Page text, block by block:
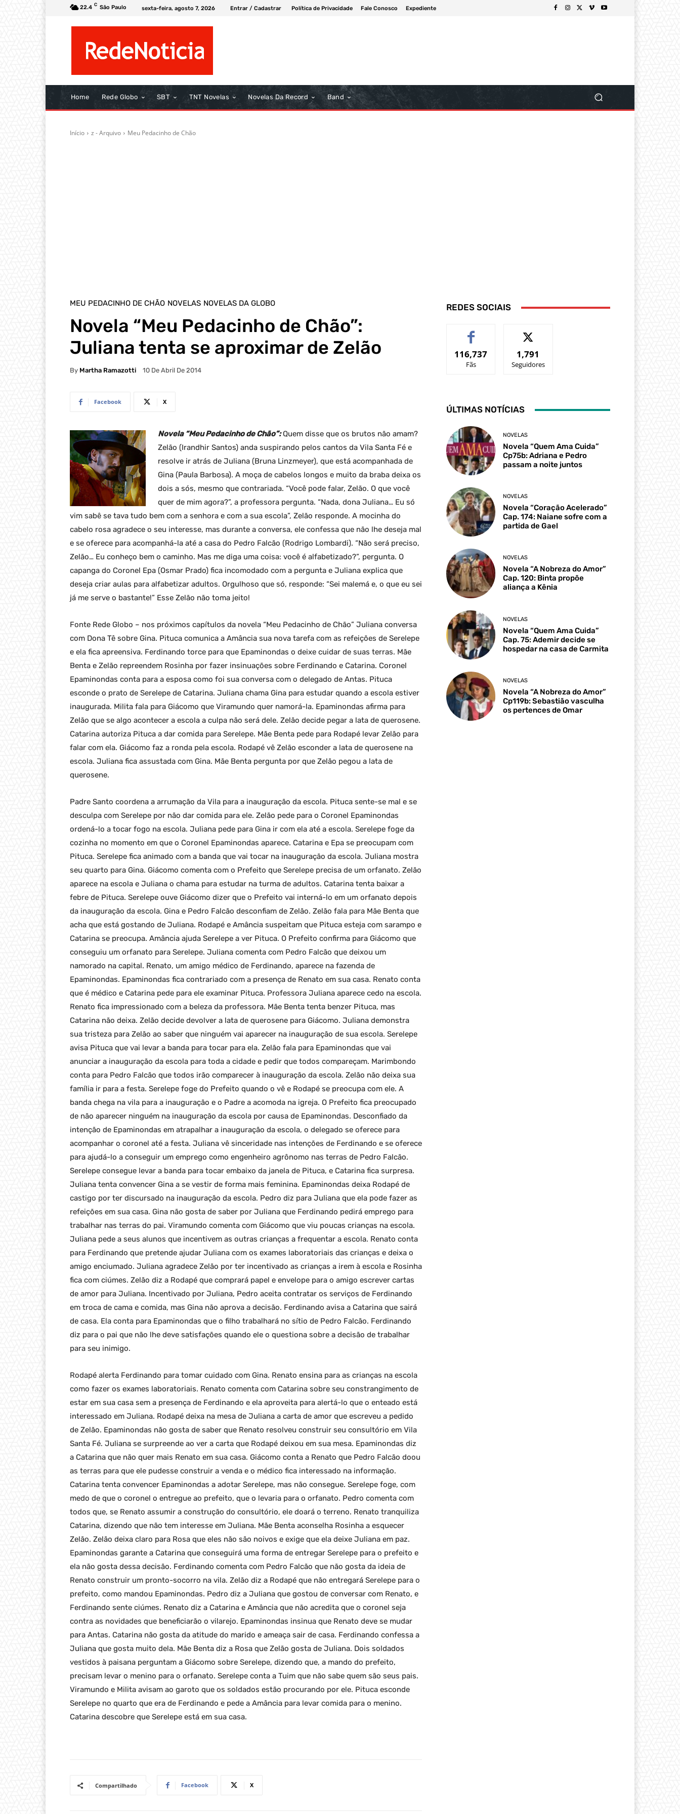
22.4 C São Paulo sexta-feira, agosto 7, 2026 Entrar / Cadastrar Política de Privacidade Fale Conosco Expediente
Home Rede Globo SBT TNT Novelas Novelas Da Record Band
Início z - Arquivo Meu Pedacinho de Chão
MEU PEDACINHO DE CHÃO NOVELAS NOVELAS DA GLOBO
Novela “Meu Pedacinho de Chão”:
Juliana tenta se aproximar de Zelão
By Martha Ramazotti 10 De Abril De 2014
Facebook X
Novela “Meu Pedacinho de Chão”:Quem disse que os brutos não amam?
Zelão (Irandhir Santos) anda suspirando pelos cantos da Vila Santa Fé e
resolve ir atrás de Juliana (Bruna Linzmeyer), que está acompanhada de
Gina (Paula Barbosa). A moça de cabelos longos e muito da braba deixa os
dois a sós, mesmo que contrariada. “Você pode falar, Zelão. O que você
quer de mim agora?”, a professora pergunta. “Nada, dona Juliana… Eu só
vim sabê se tava tudo bem com a senhora e com a sua escola”, Zelão responde. A mocinha do
cabelo rosa agradece o seu interesse, mas durante a conversa, ele confessa que não lhe deseja mal
e se oferece para acompanhá-la até a casa do Pedro Falcão (Rodrigo Lombardi). “Não será preciso,
Zelão… Eu conheço bem o caminho. Mas me diga uma coisa: você é alfabetizado?”, pergunta. O
capanga do Coronel Epa (Osmar Prado) fica incomodado com a pergunta e Juliana explica que
deseja criar aulas para alfabetizar adultos. Orgulhoso que só, responde: “Sei malemá e, o que eu sei
já me serve o bastante!” Esse Zelão não toma jeito!
Fonte Rede Globo – nos próximos capítulos da novela “Meu Pedacinho de Chão” Juliana conversa
com Dona Tê sobre Gina. Pituca comunica a Amância sua nova tarefa com as refeições de Serelepe
e ela fica apreensiva. Ferdinando torce para que Epaminondas o deixe cuidar de suas terras. Mãe
Benta e Zelão repreendem Rosinha por fazer insinuações sobre Ferdinando e Catarina. Coronel
Epaminondas conta para a esposa como foi sua conversa com o delegado de Antas. Pituca
esconde o prato de Serelepe de Catarina. Juliana chama Gina para estudar quando a escola estiver
inaugurada. Milita fala para Giácomo que Viramundo quer namorá-la. Epaminondas afirma para
Zelão que se algo acontecer a escola a culpa não será dele. Zelão decide pegar a lata de querosene.
Catarina autoriza Pituca a dar comida para Serelepe. Mãe Benta pede para Rodapé levar Zelão para
falar com ela. Giácomo faz a ronda pela escola. Rodapé vê Zelão esconder a lata de querosene na
escola. Juliana fica assustada com Gina. Mãe Benta pergunta por que Zelão pegou a lata de
querosene.
Padre Santo coordena a arrumação da Vila para a inauguração da escola. Pituca sente-se mal e se
desculpa com Serelepe por não dar comida para ele. Zelão pede para o Coronel Epaminondas
ordená-lo a tocar fogo na escola. Juliana pede para Gina ir com ela até a escola. Serelepe foge da
cozinha no momento em que o Coronel Epaminondas aparece. Catarina e Epa se preocupam com
Pituca. Serelepe fica animado com a banda que vai tocar na inauguração da escola. Juliana mostra
seu quarto para Gina. Giácomo comenta com o Prefeito que Serelepe precisa de um orfanato. Zelão
aparece na escola e Juliana o chama para estudar na turma de adultos. Catarina tenta baixar a
febre de Pituca. Serelepe ouve Giácomo dizer que o Prefeito vai interná-lo em um orfanato depois
da inauguração da escola. Gina e Pedro Falcão desconfiam de Zelão. Zelão fala para Mãe Benta que
acha que está gostando de Juliana. Rodapé e Amância suspeitam que Pituca esteja com sarampo e
Catarina se preocupa. Amância ajuda Serelepe a ver Pituca. O Prefeito confirma para Giácomo que
conseguiu um orfanato para Serelepe. Juliana comenta com Pedro Falcão que deixou um
namorado na capital. Renato, um amigo médico de Ferdinando, aparece na fazenda de
Epaminondas. Epaminondas fica contrariado com a presença de Renato em sua casa. Renato conta
que é médico e Catarina pede para ele examinar Pituca. Professora Juliana aparece cedo na escola.
Renato fica impressionado com a beleza da professora. Mãe Benta tenta benzer Pituca, mas
Catarina não deixa. Zelão decide devolver a lata de querosene para Giácomo. Juliana demonstra
sua tristeza para Zelão ao saber que ninguém vai aparecer na inauguração de sua escola. Serelepe
avisa Pituca que vai levar a banda para tocar para ela. Zelão fala para Epaminondas que vai
anunciar a inauguração da escola para toda a cidade e pedir que todos compareçam. Marimbondo
conta para Pedro Falcão que todos irão comparecer à inauguração da escola. Zelão não deixa sua
família ir para a festa. Serelepe foge do Prefeito quando o vê e Rodapé se preocupa com ele. A
banda chega na vila para a inauguração e o Padre a acomoda na igreja. O Prefeito fica preocupado
de não aparecer ninguém na inauguração da escola por causa de Epaminondas. Desconfiado da
intenção de Epaminondas em atrapalhar a inauguração da escola, o delegado se oferece para
acompanhar o coronel até a festa. Juliana vê sinceridade nas intenções de Ferdinando e se oferece
para ajudá-lo a conseguir um emprego como engenheiro agrônomo nas terras de Pedro Falcão.
Serelepe consegue levar a banda para tocar embaixo da janela de Pituca, e Catarina fica surpresa.
Juliana tenta convencer Gina a se vestir de forma mais feminina. Epaminondas deixa Rodapé de
castigo por ter discursado na inauguração da escola. Pedro diz para Juliana que ela pode fazer as
refeições em sua casa. Gina não gosta de saber por Juliana que Ferdinando pedirá emprego para
trabalhar nas terras do pai. Viramundo comenta com Giácomo que viu poucas crianças na escola.
Juliana pede a seus alunos que incentivem as outras crianças a frequentar a escola. Renato conta
para Ferdinando que pretende ajudar Juliana com os exames laboratoriais das crianças e deixa o
amigo enciumado. Juliana agradece Zelão por ter incentivado as crianças a irem à escola e Rosinha
fica com ciúmes. Zelão diz a Rodapé que comprará papel e envelope para o amigo escrever cartas
de amor para Juliana. Incentivado por Juliana, Pedro aceita contratar os serviços de Ferdinando
em troca de cama e comida, mas Gina não aprova a decisão. Ferdinando avisa a Catarina que sairá
de casa. Ela conta para Epaminondas que o filho trabalhará no sítio de Pedro Falcão. Ferdinando
diz para o pai que não lhe deve satisfações quando ele o questiona sobre a decisão de trabalhar
para seu inimigo.
Rodapé alerta Ferdinando para tomar cuidado com Gina. Renato ensina para as crianças na escola
como fazer os exames laboratoriais. Renato comenta com Catarina sobre seu constrangimento de
estar em sua casa sem a presença de Ferdinando e ela aproveita para alertá-lo que o enteado está
interessado em Juliana. Rodapé deixa na mesa de Juliana a carta de amor que escreveu a pedido
de Zelão. Epaminondas não gosta de saber que Renato resolveu construir seu consultório em Vila
Santa Fé. Juliana se surpreende ao ver a carta que Rodapé deixou em sua mesa. Epaminondas diz
a Catarina que não quer mais Renato em sua casa. Giácomo conta a Renato que Pedro Falcão doou
as terras para que ele pudesse construir a venda e o médico fica interessado na informação.
Catarina tenta convencer Epaminondas a adotar Serelepe, mas não consegue. Serelepe foge, com
medo de que o coronel o entregue ao prefeito, que o levaria para o orfanato. Pedro comenta com
todos que, se Renato assumir a construção do consultório, ele doará o terreno. Renato tranquiliza
Catarina, dizendo que não tem interesse em Juliana. Mãe Benta aconselha Rosinha a esquecer
Zelão. Zelão deixa claro para Rosa que eles não são noivos e exige que ela deixe Juliana em paz.
Epaminondas garante a Catarina que conseguirá uma forma de entregar Serelepe para o prefeito e
ela não gosta dessa decisão. Ferdinando comenta com Pedro Falcão que não gosta da ideia de
Renato construir um pronto-socorro na vila. Zelão diz a Rodapé que não entregará Serelepe para o
prefeito, como mandou Epaminondas. Pedro diz a Juliana que gostou de conversar com Renato, e
Ferdinando sente ciúmes. Renato diz a Catarina e Amância que não acredita que o coronel seja
contra as novidades que beneficiarão o vilarejo. Epaminondas insinua que Renato deve se mudar
para Antas. Catarina não gosta da atitude do marido e ameaça sair de casa. Ferdinando confessa a
Juliana que gosta muito dela. Mãe Benta diz a Rosa que Zelão gosta de Juliana. Dois soldados
vestidos à paisana perguntam a Giácomo sobre Serelepe, dizendo que, a mando do prefeito,
precisam levar o menino para o orfanato. Serelepe conta a Tuim que não sabe quem são seus pais.
Viramundo e Milita avisam ao garoto que os soldados estão procurando por ele. Pituca esconde
Serelepe no quarto que era de Ferdinando e pede a Amância para levar comida para o menino.
Catarina descobre que Serelepe está em sua casa.
Compartilhado Facebook X
REDES SOCIAIS
116,737
Fãs
1,791
Seguidores
ÚLTIMAS NOTÍCIAS
NOVELAS
Novela “Quem Ama Cuida”
Cp75b: Adriana e Pedro
passam a noite juntos
NOVELAS
Novela “Coração Acelerado”
Cap. 174: Naiane sofre com a
partida de Gael
NOVELAS
Novela “A Nobreza do Amor”
Cap. 120: Binta propõe
aliança a Kênia
NOVELAS
Novela “Quem Ama Cuida”
Cap. 75: Ademir decide se
hospedar na casa de Carmita
NOVELAS
Novela “A Nobreza do Amor”
Cp119b: Sebastião vasculha
os pertences de Omar